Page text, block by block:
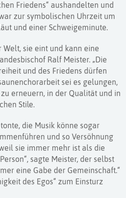
Friedens“ aushandelten und
zur symbolischen Uhrzeit um
und einer Schweigeminute.
Welt, sie eint und kann eine
Ralf Meister. „Die
und des Friedens dürfen
sei es gelungen,
erneuern, in der Qualität und in
Stile.
die Musik könne sogar
und so Versöhnung
sie immer mehr ist als die
sagte Meister, der selbst
eine Gabe der Gemeinschaft.“
des Egos“ zum Einsturz